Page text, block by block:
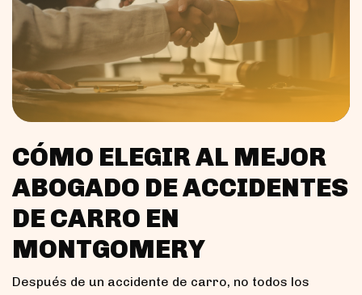
CÓMO ELEGIR AL MEJOR
ABOGADO DE ACCIDENTES
DE CARRO EN
MONTGOMERY
Después de un accidente de carro, no todos los